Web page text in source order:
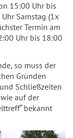
15:00 Uhr bis
Samstag (1x
Termin am
Uhr bis 18:00
so muss der
Gründen
Schließzeiten
auf der
bekannt